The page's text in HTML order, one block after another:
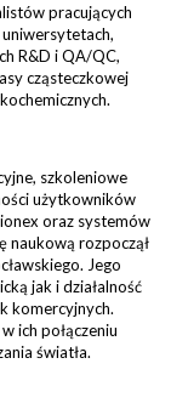
pracujących
R&D i QA/QC,
cząsteczkowej
szkoleniowe
użytkowników
oraz systemów
naukową rozpoczął
Jego
jak i działalność
komercyjnych.
ich połączeniu
światła.